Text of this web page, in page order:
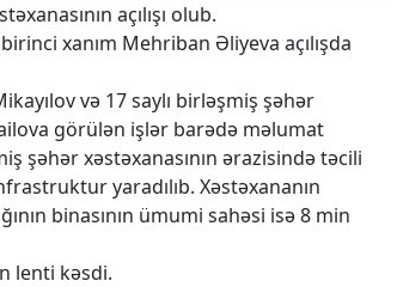
açılışı olub.
xanım Mehriban Əliyeva açılışda
və 17 saylı birləşmiş şəhər
görülən işlər barədə məlumat
şəhər xəstəxanasının ərazisində təcili
yaradılıb. Xəstəxananın
binasının ümumi sahəsi isə 8 min
lenti kəsdi.